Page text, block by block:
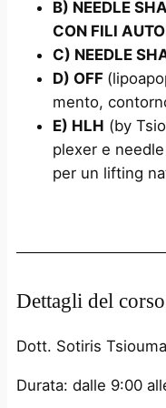
B) NEEDLE
CON FILI
C) NEEDLE
D) OFF
mento,
E) HLH (by
plexer e
per un lifting
Dettagli del corso
Dott. Sotiris
Durata: dalle 9:00